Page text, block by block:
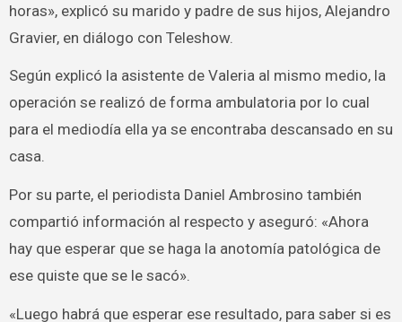
horas», explicó su marido y padre de sus hijos, Alejandro
Gravier, en diálogo con Teleshow.
Según explicó la asistente de Valeria al mismo medio, la
operación se realizó de forma ambulatoria por lo cual
para el mediodía ella ya se encontraba descansado en su
casa.
Por su parte, el periodista Daniel Ambrosino también
compartió información al respecto y aseguró: «Ahora
hay que esperar que se haga la anotomía patológica de
ese quiste que se le sacó».
«Luego habrá que esperar ese resultado, para saber si es